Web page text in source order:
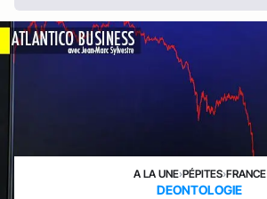
A LA UNE›PÉPITES›FRANCE
DEONTOLOGIE